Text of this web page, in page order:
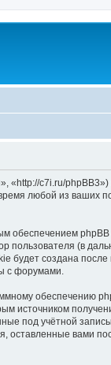
«http://c7i.ru/
любой из ваших
пользователя (в
будет создана
с форумами.
обеспечению
источником
под учётной
оставленные вами